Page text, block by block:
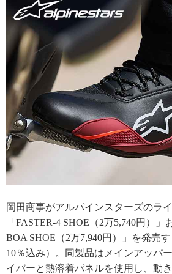
岡田商事がアルパインスターズのラ
「FASTER-4 SHOE（2万5,740円）」
BOA SHOE（2万7,940円）」を発売
10％込み）。同製品はメインアッパ
イバーと熱溶着パネルを使用し、動